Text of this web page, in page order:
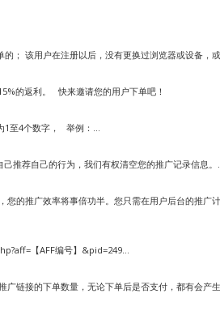
该用户在注册以后，没有更换过浏览器或设备，
的返利。 快来邀请您的用户下单吧！
1至4个数字， 举例：...
推荐自己的行为，我们有权清空您的推广记录信息。
的推广效率将事倍功半。您只需在用户后台的推广
【AFF编号】&pid=249...
链接的下单数量，无论下单后是否支付，都有会产